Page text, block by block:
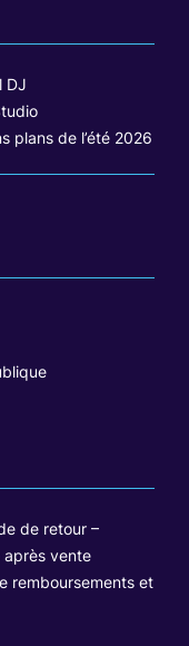
DJ
plans de l’été 2026
de retour –
après vente
remboursements et